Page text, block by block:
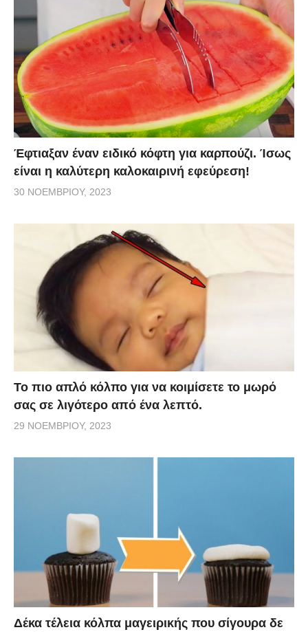
Έφτιαξαν έναν ειδικό κόφτη για καρπούζι. Ίσως
είναι η καλύτερη καλοκαιρινή εφεύρεση!
30 ΝΟΕΜΒΡΊΟΥ, 2023
Το πιο απλό κόλπο για να κοιμίσετε το μωρό
σας σε λιγότερο από ένα λεπτό.
29 ΝΟΕΜΒΡΊΟΥ, 2023
Δέκα τέλεια κόλπα μαγειρικής που σίγουρα δε